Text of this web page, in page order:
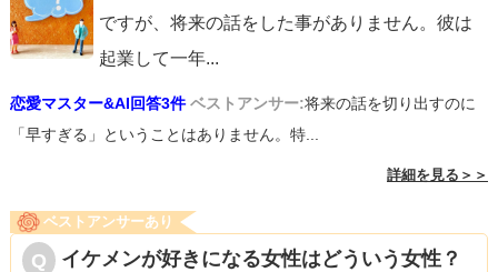
ですが、将来の話をした事がありません。彼は
起業して一年...
恋愛マスター&AI回答3件 ベストアンサー:将来の話を切り出すのに
「早すぎる」ということはありません。特...
詳細を見る＞＞
ベストアンサーあり
イケメンが好きになる女性はどういう女性？